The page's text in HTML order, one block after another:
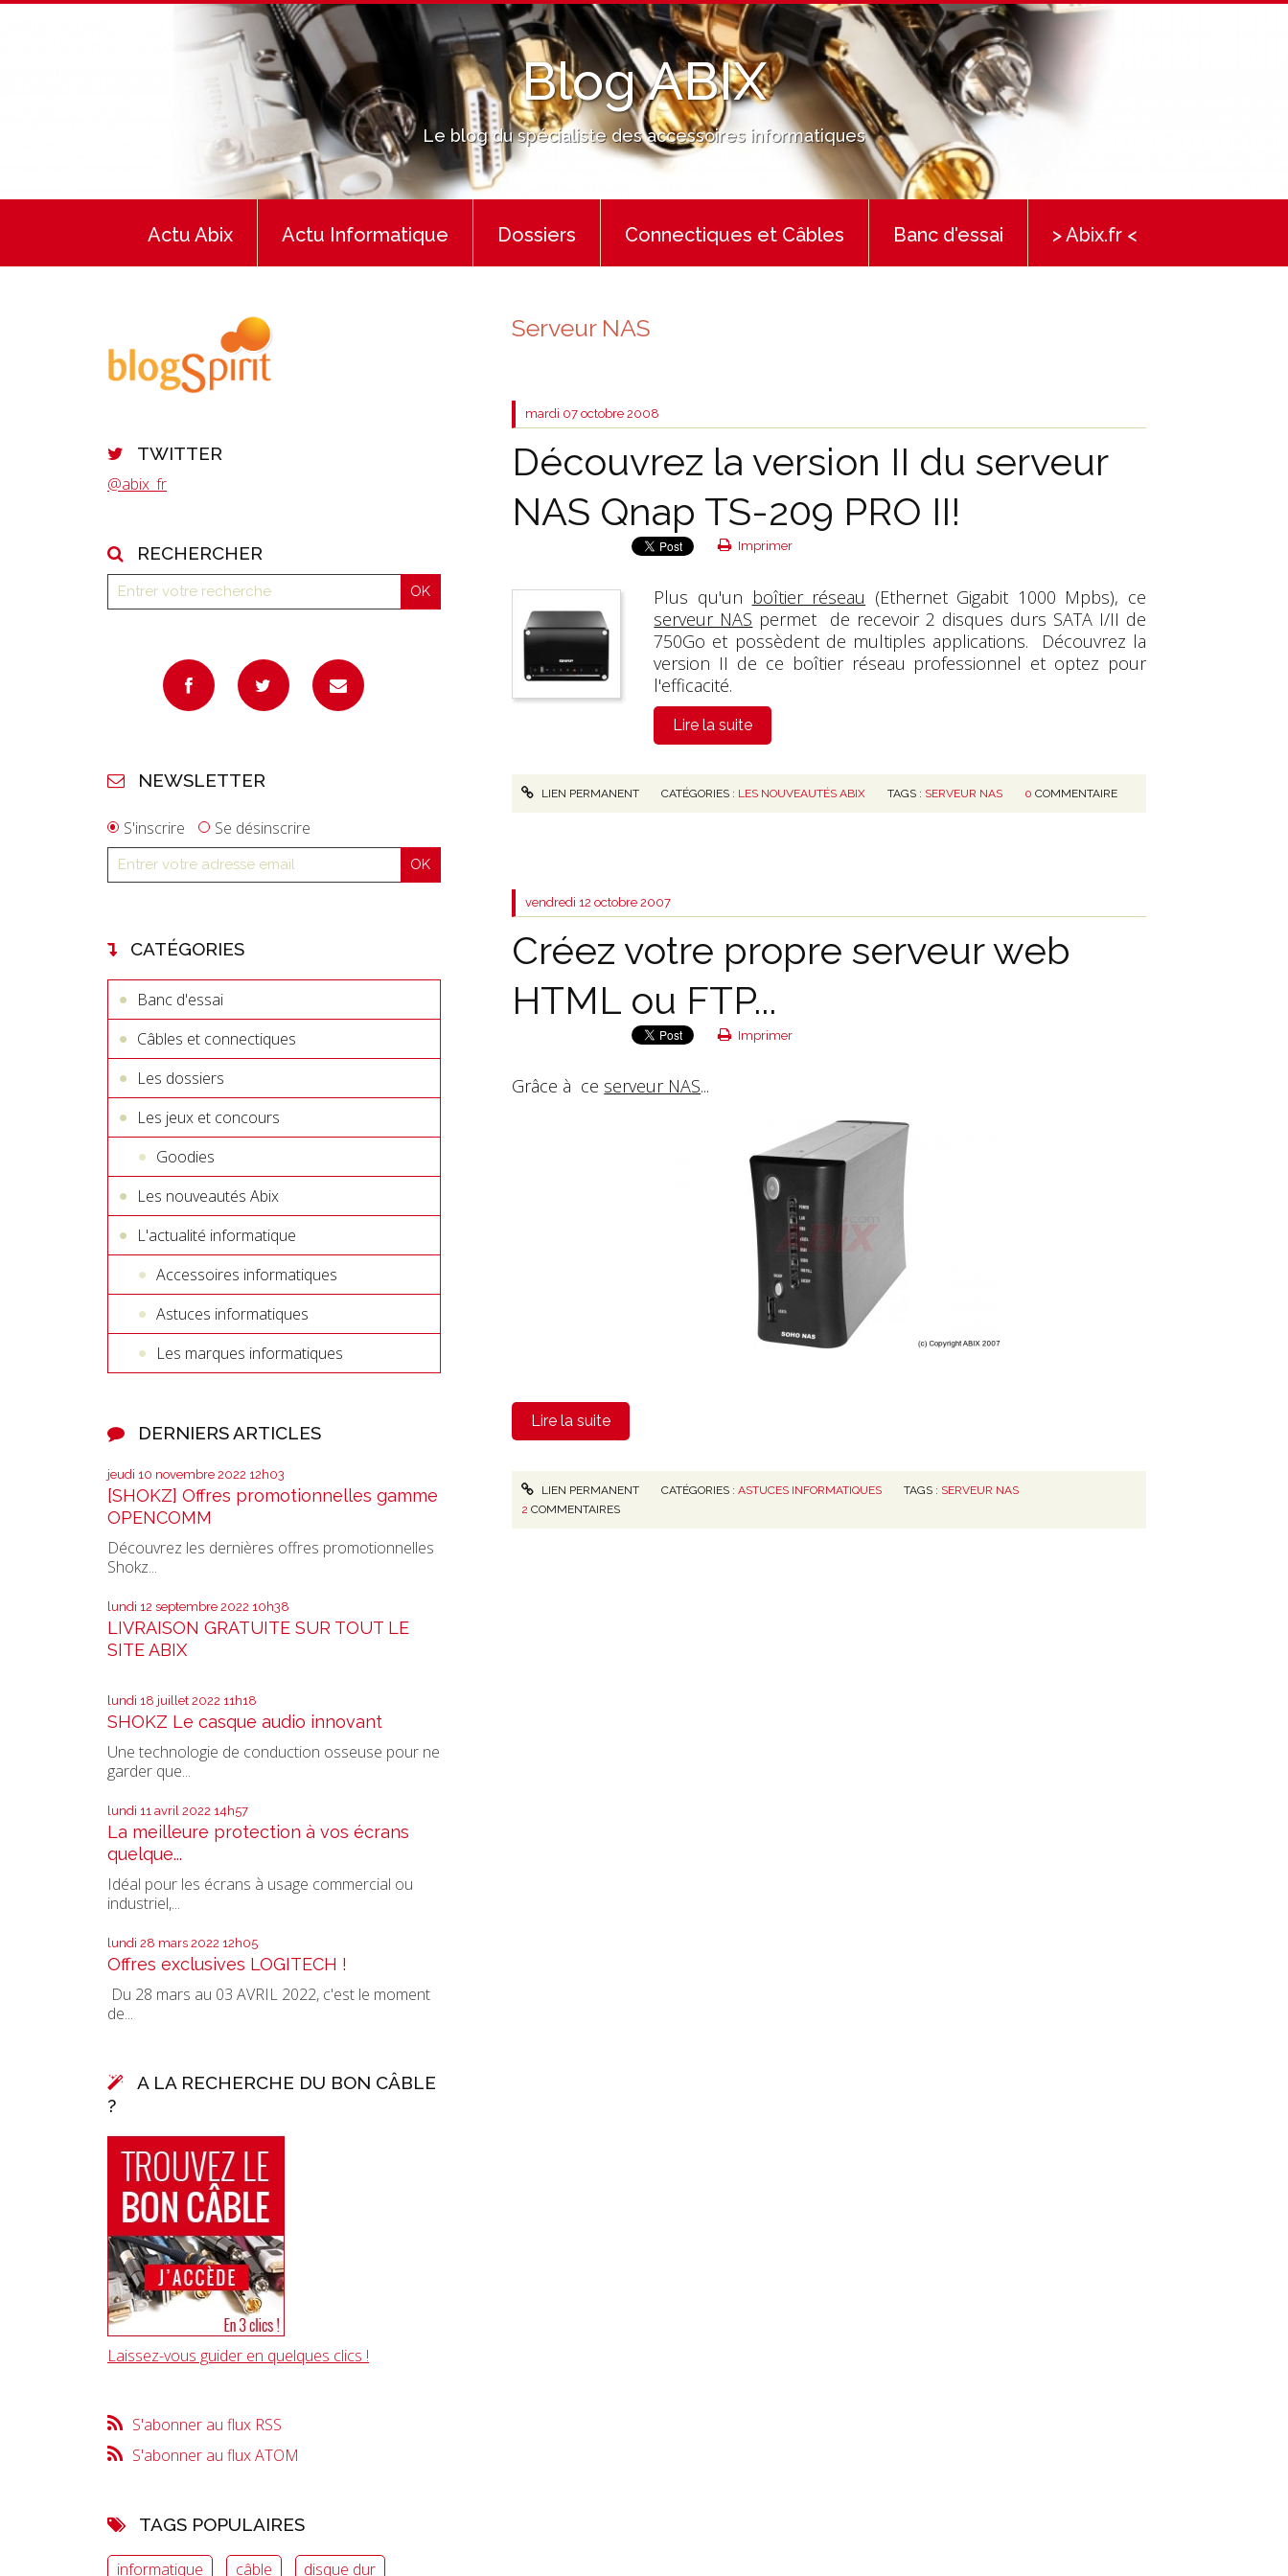
Blog ABIX
Le blog du spécialiste des accessoires informatiques
Actu Abix Actu Informatique Dossiers Connectiques et Câbles Banc d'essai > Abix.fr <
TWITTER
@abix_fr
RECHERCHER
NEWSLETTER
S'inscrire Se désinscrire
CATÉGORIES
Banc d'essai
Câbles et connectiques
Les dossiers
Les jeux et concours
Goodies
Les nouveautés Abix
L'actualité informatique
Accessoires informatiques
Astuces informatiques
Les marques informatiques
DERNIERS ARTICLES
jeudi 10 novembre 2022 12h03
[SHOKZ] Offres promotionnelles gamme
OPENCOMM
Découvrez les dernières offres promotionnelles
Shokz...
lundi 12 septembre 2022 10h38
LIVRAISON GRATUITE SUR TOUT LE
SITE ABIX
lundi 18 juillet 2022 11h18
SHOKZ Le casque audio innovant
Une technologie de conduction osseuse pour ne
garder que...
lundi 11 avril 2022 14h57
La meilleure protection à vos écrans
quelque...
Idéal pour les écrans à usage commercial ou
industriel,...
lundi 28 mars 2022 12h05
Offres exclusives LOGITECH !
Du 28 mars au 03 AVRIL 2022, c'est le moment
de...
A LA RECHERCHE DU BON CÂBLE
?
Laissez-vous guider en quelques clics !
S'abonner au flux RSS
S'abonner au flux ATOM
TAGS POPULAIRES
informatique câble
disque dur
Serveur NAS
mardi 07 octobre 2008
Découvrez la version II du serveur
NAS Qnap TS-209 PRO II!
Imprimer
Plus qu'un boîtier réseau (Ethernet Gigabit 1000 Mpbs), ce
serveur NAS permet de recevoir 2 disques durs SATA I/II de
750Go et possèdent de multiples applications. Découvrez la
version II de ce boîtier réseau professionnel et optez pour
l'efficacité.
Lire la suite
LIEN PERMANENT CATÉGORIES : LES NOUVEAUTÉS ABIX TAGS : SERVEUR NAS 0 COMMENTAIRE
vendredi 12 octobre 2007
Créez votre propre serveur web
HTML ou FTP...
Imprimer
Grâce à ce serveur NAS...
Lire la suite
LIEN PERMANENT CATÉGORIES : ASTUCES INFORMATIQUES TAGS : SERVEUR NAS
2 COMMENTAIRES